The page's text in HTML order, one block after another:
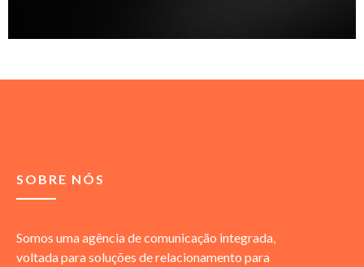
SOBRE NÓS
Somos uma agência de comunicação integrada,
voltada para soluções de relacionamento para